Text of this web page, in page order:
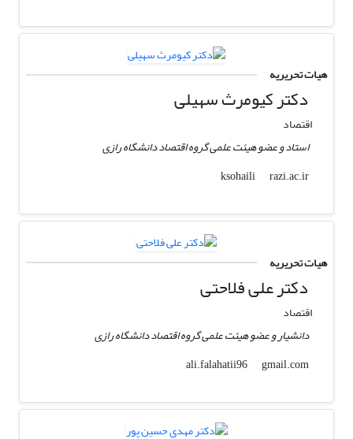
هیات تحریریه
دکتر کیومرث سهیلی
اقتصاد
استاد و عضو هیئت علمی گروه اقتصاد دانشگاه رازی
ksohaili
razi.ac.ir
هیات تحریریه
دکتر علی فلاحتی
اقتصاد
دانشیار و عضو هیئت علمی گروه اقتصاد دانشگاه رازی
ali.falahatii96
gmail.com